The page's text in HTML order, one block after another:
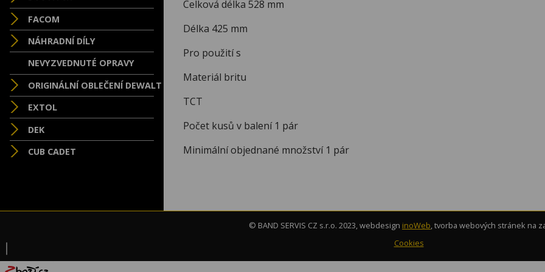
FACOM
NÁHRADNÍ DÍLY
NEVYZVEDNUTÉ OPRAVY
ORIGINÁLNÍ OBLEČENÍ DEWALT
EXTOL
DEK
CUB CADET
Celková délka 528 mm
Délka 425 mm
Pro použití s
Materiál britu
TCT
Počet kusů v balení 1 pár
Minimální objednané množství 1 pár
© BAND SERVIS CZ s.r.o. 2023, webdesign inoWeb, tvorba webových stránek na
Cookies